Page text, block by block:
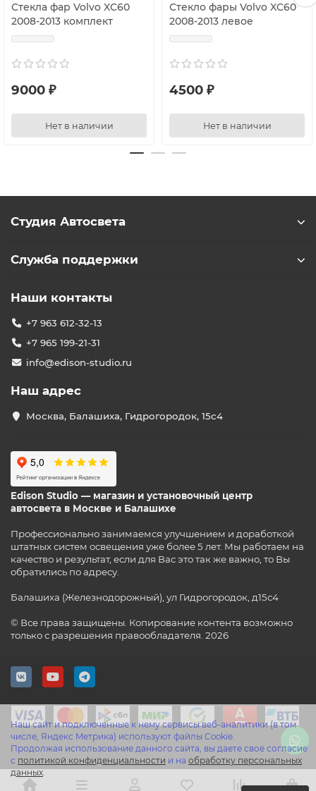
Стекла фар Volvo XC60
2008-2013 комплект
9000 ₽
Нет в наличии
Стекло фары Volvo XC60
2008-2013 левое
4500 ₽
Нет в наличии
Наш сайт и подключенные к нему сервисы веб-аналитики (в том
числе, Яндекс Метрика) используют файлы Cookie.
Продолжая использование данного сайта, вы даете свое согласие
с политикой конфиденциальности и на обработку персональных
данных.
Студия Автосвета
Служба поддержки
Наши контакты
+7 963 612-32-13
+7 965 199-21-31
info@edison-studio.ru
Наш адрес
Москва, Балашиха, Гидрогородок, 15с4
Edison Studio — магазин и установочный центр
автосвета в Москве и Балашихе
Профессионально занимаемся улучшением и доработкой
штатных систем освещения уже более 5 лет. Мы работаем на
качество и результат, если для Вас это так же важно, то Вы
обратились по адресу.
Балашиха (Железнодорожный), ул Гидрогородок, д15с4
© Все права защищены. Копирование контента возможно
только с разрешения правообладателя. 2026